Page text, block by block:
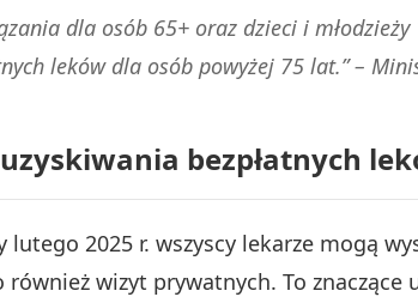
dla osób 65+ oraz dzieci i
leków dla osób powyżej 75 lat.” –
bezpłatnych
lutego 2025 r. wszyscy lekarze mogą
również wizyt prywatnych. To